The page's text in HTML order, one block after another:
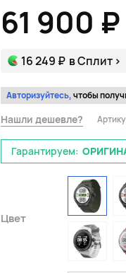
61 900 ₽
16 249 ₽ в Сплит >
Авторизуйтесь,чтобы
Нашли дешевле?
Гарантируем:
Цвет